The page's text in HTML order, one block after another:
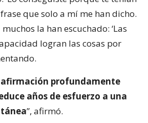
frase que solo a mí me han dicho.
la han escuchado: ‘Las
logran las cosas por
afirmación profundamente
años de esfuerzo a una
”, afirmó.